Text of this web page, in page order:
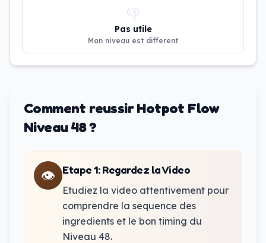
👎
Pas utile
Mon niveau est different
Comment reussir Hotpot Flow
Niveau 48 ?
👁️ Etape 1:Regardez la Video
Etudiez la video attentivement pour
comprendre la sequence des
ingredients et le bon timing du
Niveau 48.